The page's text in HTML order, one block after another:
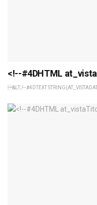
<!--#4DHTML
&LT;!--#4DTEXT